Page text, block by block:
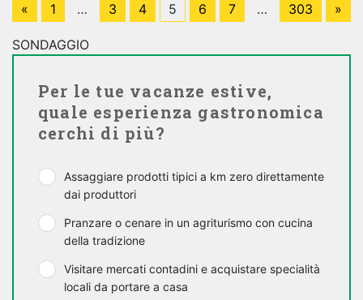
« 1 … 3 4 5 6 7 … 303 »
SONDAGGIO
Per le tue vacanze estive,
quale esperienza gastronomica
cerchi di più?
Assaggiare prodotti tipici a km zero direttamente
dai produttori
Pranzare o cenare in un agriturismo con cucina
della tradizione
Visitare mercati contadini e acquistare specialità
locali da portare a casa